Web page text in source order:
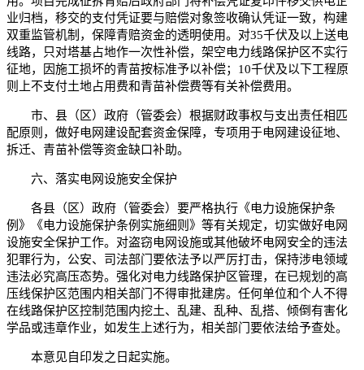
业归档，移交的支付凭证要与赔偿对象签收确认凭证一致，构建
双重监管机制，保障青赔资金的透明使用。对35千伏及以上送电
线路，只对塔基占地作一次性补偿，架空电力线路保护区不实行
征地，因施工损坏的青苗按标准予以补偿；10千伏及以下工程原
则上不支付土地占用费和青苗补偿费等有关补偿费用。
市、县（区）政府（管委会）根据财政事权与支出责任相匹
配原则，做好电网建设配套资金保障，专项用于电网建设征地、
拆迁、青苗补偿等资金缺口补助。
六、落实电网设施安全保护
各县（区）政府（管委会）要严格执行《电力设施保护条
例》《电力设施保护条例实施细则》等有关规定，切实做好电网
设施安全保护工作。对盗窃电网设施或其他破坏电网安全的违法
犯罪行为，公安、司法部门要依法予以严厉打击，保持涉电领域
违法必究高压态势。强化对电力线路保护区管理，在已规划的高
压线保护区范围内相关部门不得审批建房。任何单位和个人不得
在线路保护区控制范围内挖土、乱建、乱种、乱搭、倾倒有害化
学品或违章作业，如发生上述行为，相关部门要依法给予查处。
本意见自印发之日起实施。